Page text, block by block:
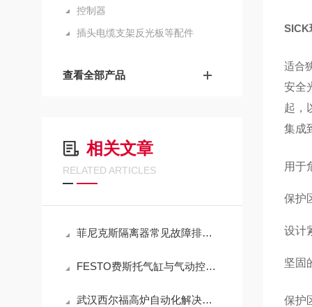
控制器
插头电缆支架反光板等配件
查看全部产品
相关文章
RELATED ARTICLES
菲尼克斯隔离器常见故障排查与延长设备寿命的技巧
FESTO费斯托气缸与气动控制系统的结合
武汉西尔福高炉自动化解决方案
SICK
适合
安全
起，
集成
用于
保护
设计
坚固
保护